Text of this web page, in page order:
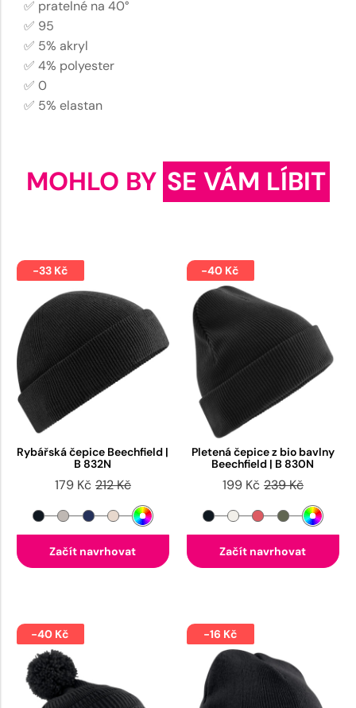
✅ pratelné na 40°
✅ 95
✅ 5% akryl
✅ 4% polyester
✅ 0
✅ 5% elastan
MOHLO BY SE VÁM LÍBIT
-33 Kč
Rybářská čepice Beechfield |
B 832N
179 Kč 212 Kč
Začít navrhovat
-40 Kč
Pletená čepice z bio bavlny
Beechfield | B 830N
199 Kč 239 Kč
Začít navrhovat
-40 Kč -16 Kč